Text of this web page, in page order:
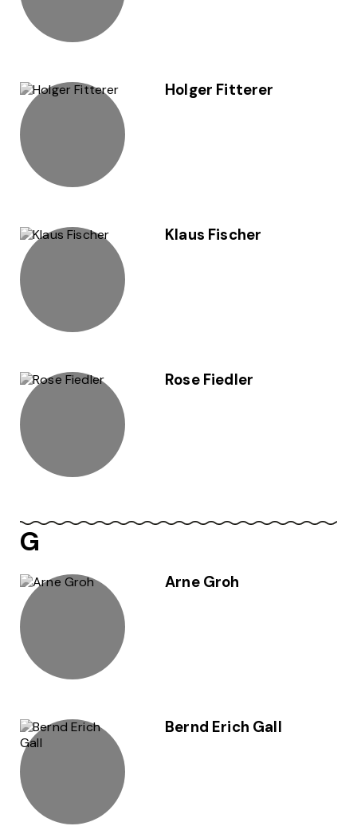
Holger Fitterer
Klaus Fischer
Rose Fiedler
G
Arne Groh
Bernd Erich Gall